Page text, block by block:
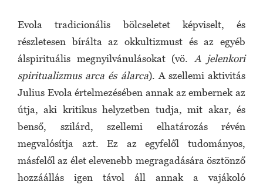
Evola tradicionális bölcseletet képviselt, és
részletesen bírálta az okkultizmust és az egyéb
álspirituális megnyilvánulásokat (vö.A jelenkori
spiritualizmus arca és álarca). A szellemi aktivitás
Julius Evola értelmezésében annak az embernek az
útja, aki kritikus helyzetben tudja, mit akar, és
benső, szilárd, szellemi elhatározás révén
megvalósítja azt. Ez az egyfelől tudományos,
másfelől az élet elevenebb megragadására ösztönző
hozzáállás igen távol áll annak a vajákoló